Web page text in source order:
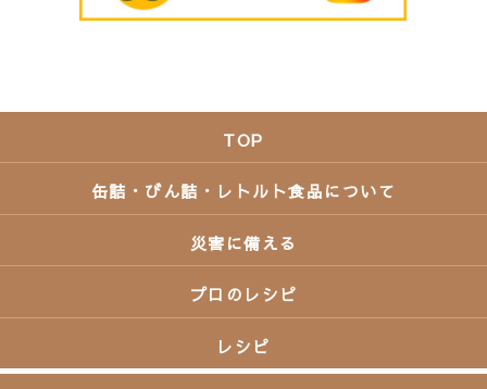
TOP
缶詰・びん詰・レトルト食品について
災害に備える
プロのレシピ
レシピ